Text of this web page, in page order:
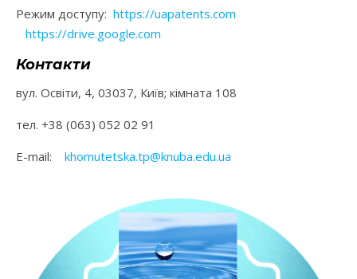
Режим доступу: https://uapatents.com
https://drive.google.com
Контакти
вул. Освіти, 4, 03037, Київ; кімната 108
тел. +38 (063) 052 02 91
E-mail: khomutetska.tp@knuba.edu.ua